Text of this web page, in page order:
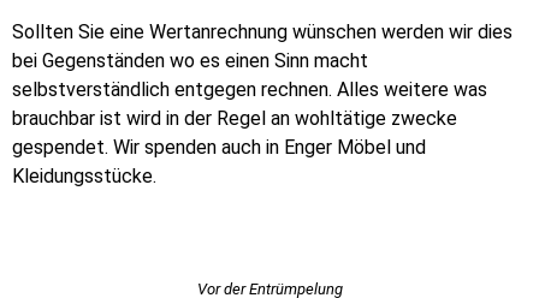
Sollten Sie eine Wertanrechnung wünschen werden wir dies
bei Gegenständen wo es einen Sinn macht
selbstverständlich entgegen rechnen. Alles weitere was
brauchbar ist wird in der Regel an wohltätige zwecke
gespendet. Wir spenden auch in Enger Möbel und
Kleidungsstücke.
Vor der Entrümpelung